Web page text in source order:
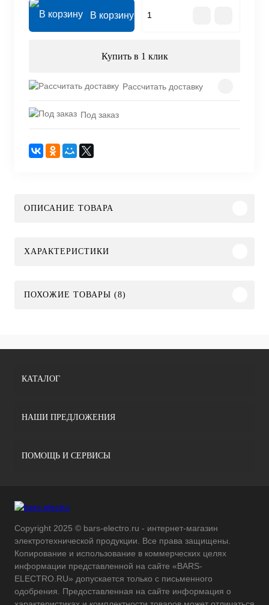
В корзину
Купить в 1 клик
Рассчитать доставку
Под заказ
ОПИСАНИЕ ТОВАРА
ХАРАКТЕРИСТИКИ
ПОХОЖИЕ ТОВАРЫ (8)
КАТАЛОГ
НАШИ ПРЕДЛОЖЕНИЯ
ПОМОЩЬ И СЕРВИСЫ
Copyright 2025 © bars-electro.ru - интернет-магазин
электротехнической продукции. Все права защищены.
Копирование и использование в коммерческих целях
информации представленной на сайте «BARS-
ELECTRO.RU» допускается только с письменного
одобрения. Предоставленная на сайте информация о